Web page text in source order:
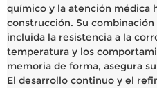
químico y la atención médica
construcción. Su
incluida la resistencia a la
temperatura y los
memoria de forma, asegura
El desarrollo continuo y el